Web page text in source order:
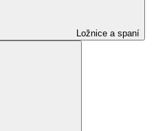
Ložnice a spaní